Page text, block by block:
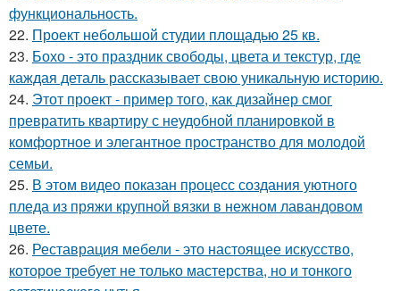
функциональность.
22. Проект небольшой студии площадью 25 кв.
23. Бохо - это праздник свободы, цвета и текстур, где
каждая деталь рассказывает свою уникальную историю.
24. Этот проект - пример того, как дизайнер смог
превратить квартиру с неудобной планировкой в
комфортное и элегантное пространство для молодой
семьи.
25. В этом видео показан процесс создания уютного
пледа из пряжи крупной вязки в нежном лавандовом
цвете.
26. Реставрация мебели - это настоящее искусство,
которое требует не только мастерства, но и тонкого